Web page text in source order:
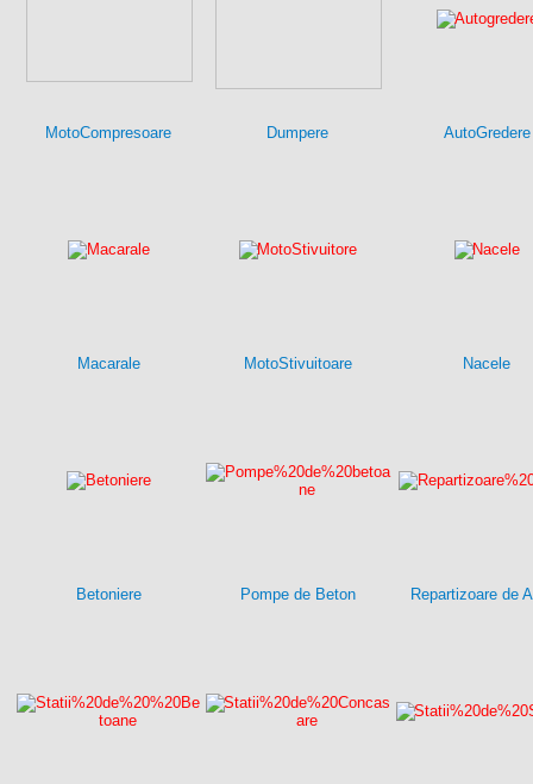
MotoCompresoare Dumpere AutoGredere
Macarale MotoStivuitoare Nacele
Betoniere Pompe de Beton Repartizoare de